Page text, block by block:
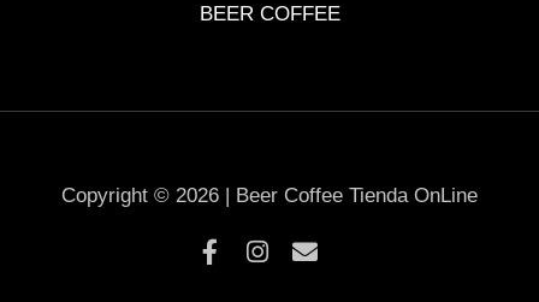
BEER COFFEE
Copyright © 2026 | Beer Coffee Tienda OnLine